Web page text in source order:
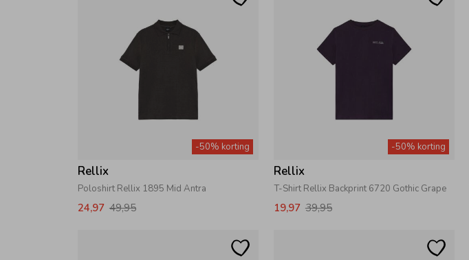
-50% korting
Rellix
Poloshirt Rellix 1895 Mid Antra
24,97 49,95
-50% korting
Rellix
T-Shirt Rellix Backprint 6720 Gothic Grape
19,97 39,95